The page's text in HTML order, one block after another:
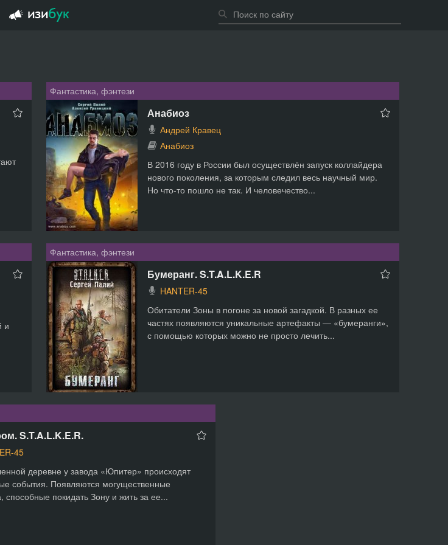
Фантастика, фэнтези
Анабиоз
Андрей Кравец
Анабиоз
В 2016 году в России был осуществлён запуск коллайдера
нового поколения, за которым следил весь научный мир.
Но что-то пошло не так. И человечество...
и
Фантастика, фэнтези
Бумеранг. S.T.A.L.K.E.R
HANTER-45
Обитатели Зоны в погоне за новой загадкой. В разных ее
частях появляются уникальные артефакты — «бумеранги»,
с помощью которых можно не просто лечить...
S.T.A.L.K.E.R.
45
деревне у завода «Юпитер» происходят
события. Появляются могущественные
способные покидать Зону и жить за ее...